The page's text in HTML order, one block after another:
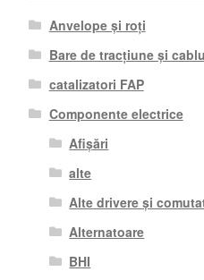
Anvelope și roți
Bare de tracțiune și
catalizatori FAP
Componente electrice
Afișări
alte
Alte drivere și
Alternatoare
BHI